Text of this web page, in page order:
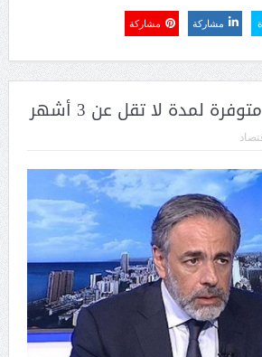
مشاركة مشاركة
لمدة لا تقل عن 3 أشهر